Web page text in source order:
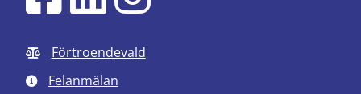
Förtroendevald
Felanmälan